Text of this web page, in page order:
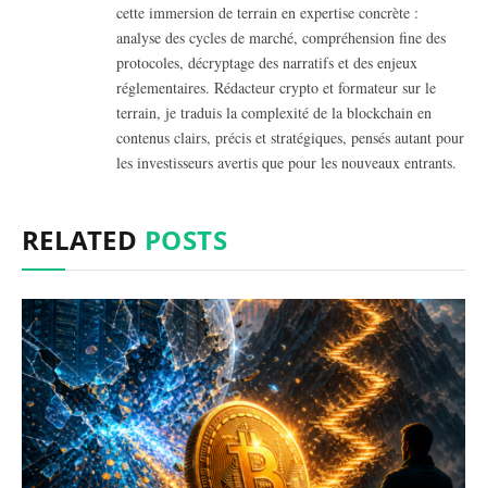
cette immersion de terrain en expertise concrète :
analyse des cycles de marché, compréhension fine des
protocoles, décryptage des narratifs et des enjeux
réglementaires. Rédacteur crypto et formateur sur le
terrain, je traduis la complexité de la blockchain en
contenus clairs, précis et stratégiques, pensés autant pour
les investisseurs avertis que pour les nouveaux entrants.
RELATED POSTS